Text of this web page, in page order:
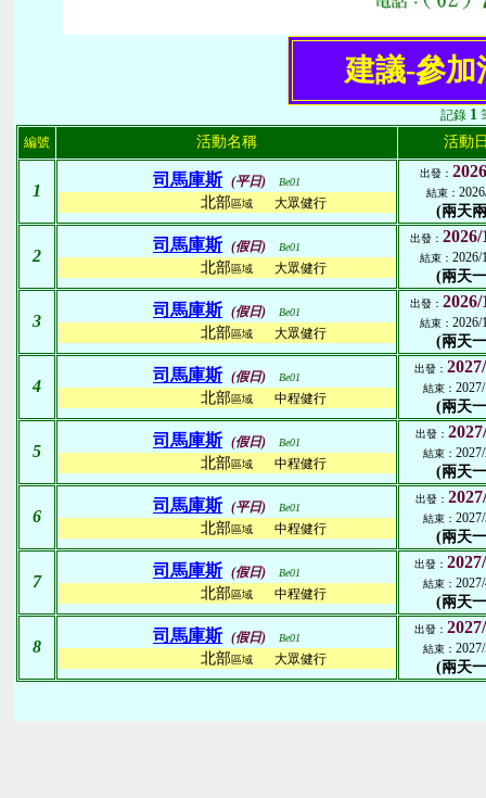
建議-參加
記錄 1
編號
活動名稱 活動
1
司馬庫斯 (平日) Be01
北部區域 大眾健行
出發：
結束：
(兩天
2
司馬庫斯 (假日) Be01
北部區域 大眾健行
出發： 2026/
結束： 2026/
(兩天
3
司馬庫斯 (假日) Be01
北部區域 大眾健行
出發： 2026/
結束： 2026/
(兩天
4
司馬庫斯 (假日) Be01
北部區域 中程健行
出發：
結束：
(兩天
5
司馬庫斯 (假日) Be01
北部區域 中程健行
出發：
結束：
(兩天
6
司馬庫斯 (平日) Be01
北部區域 中程健行
出發：
結束：
(兩天
7
司馬庫斯 (假日) Be01
北部區域 中程健行
出發：
結束：
(兩天
8
司馬庫斯 (假日) Be01
北部區域 大眾健行
出發：
結束：
(兩天